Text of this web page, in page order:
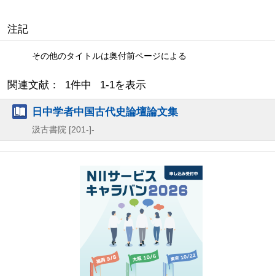
注記
その他のタイトルは奥付前ページによる
関連文献： 1件中 1-1を表示
日中学者中国古代史論壇論文集
汲古書院 [201-]-